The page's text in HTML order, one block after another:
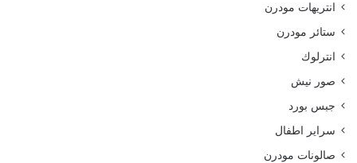
انتريهات مودرن
ستائر مودرن
انترلوك
صور نيش
جبس بورد
سراير اطفال
صالونات مودرن